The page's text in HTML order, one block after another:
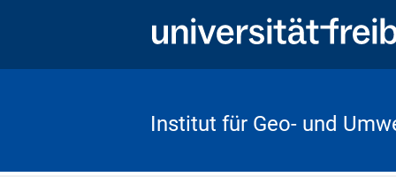
Institut für Geo- und